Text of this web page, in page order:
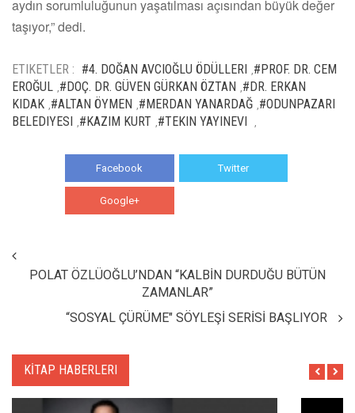
aydın sorumluluğunun yaşatılması açısından büyük değer
taşıyor,” dedi.
ETIKETLER : #4. DOĞAN AVCIOĞLU ÖDÜLLERI #PROF. DR. CEM
EROĞUL #DOÇ. DR. GÜVEN GÜRKAN ÖZTAN #DR. ERKAN
KIDAK #ALTAN ÖYMEN #MERDAN YANARDAĞ #ODUNPAZARI
BELEDIYESI #KAZIM KURT #TEKIN YAYINEVI
Facebook Twitter
Google+
POLAT ÖZLÜOĞLU’NDAN “KALBİN DURDUĞU BÜTÜN
ZAMANLAR”
“SOSYAL ÇÜRÜME" SÖYLEŞİ SERİSİ BAŞLIYOR
KİTAP HABERLERI